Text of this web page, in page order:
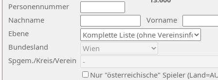
Nachname
Vorname
Ebene
Personennummer
Bundesland
Spgem./Kreis/Verein
Nur "österreichische" Spieler